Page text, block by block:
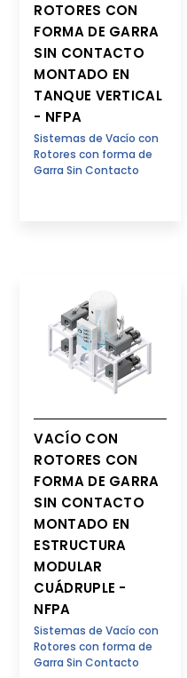
ROTORES CON
FORMA DE GARRA
SIN CONTACTO
MONTADO EN
TANQUE VERTICAL
- NFPA
Sistemas de Vacío con
Rotores con forma de
Garra Sin Contacto
VACÍO CON
ROTORES CON
FORMA DE GARRA
SIN CONTACTO
MONTADO EN
ESTRUCTURA
MODULAR
CUÁDRUPLE -
NFPA
Sistemas de Vacío con
Rotores con forma de
Garra Sin Contacto